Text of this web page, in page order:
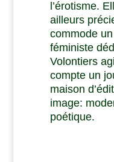
l’érotisme.
ailleurs
commode
féministe
Volontiers
compte un
maison
image:
poétique.